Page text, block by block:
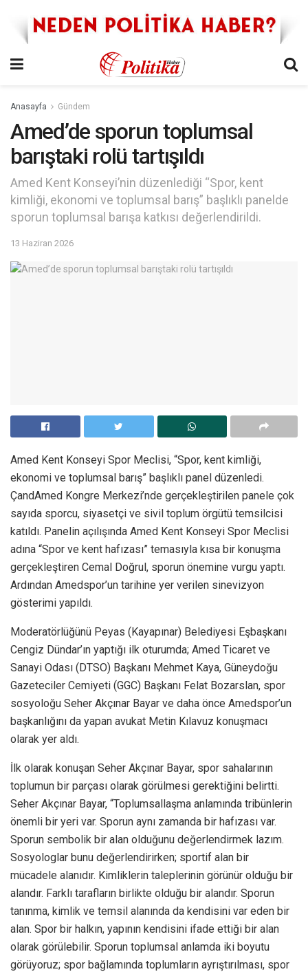
Anasayfa Gündem
Amed’de sporun toplumsal
barıştaki rolü tartışıldı
Amed Kent Konseyi’nin düzenlediği “Spor, kent
kimliği, ekonomi ve toplumsal barış” başlıklı panelde
sporun toplumsal barışa katkısı değerlendirildi.
13 Haziran 2026
Amed Kent Konseyi Spor Meclisi, “Spor, kent kimliği,
ekonomi ve toplumsal barış” başlıklı panel düzenledi.
ÇandAmed Kongre Merkezi’nde gerçekleştirilen panele çok
sayıda sporcu, siyasetçi ve sivil toplum örgütü temsilcisi
katıldı. Panelin açılışında Amed Kent Konseyi Spor Meclisi
adına “Spor ve kent hafızası” temasıyla kısa bir konuşma
gerçekleştiren Cemal Doğrul, sporun önemine vurgu yaptı.
Ardından Amedspor’un tarihine yer verilen sinevizyon
gösterimi yapıldı.
Moderatörlüğünü Peyas (Kayapınar) Belediyesi Eşbaşkanı
Cengiz Dündar’ın yaptığı ilk oturumda; Amed Ticaret ve
Sanayi Odası (DTSO) Başkanı Mehmet Kaya, Güneydoğu
Gazeteciler Cemiyeti (GGC) Başkanı Felat Bozarslan, spor
sosyoloğu Seher Akçınar Bayar ve daha önce Amedspor’un
başkanlığını da yapan avukat Metin Kılavuz konuşmacı
olarak yer aldı.
İlk olarak konuşan Seher Akçınar Bayar, spor sahalarının
toplumun bir parçası olarak görülmesi gerektiğini belirtti.
Seher Akçınar Bayar, “Toplumsallaşma anlamında tribünlerin
önemli bir yeri var. Sporun aynı zamanda bir hafızası var.
Sporun sembolik bir alan olduğunu değerlendirmek lazım.
Sosyologlar bunu değerlendirirken; sportif alan bir
mücadele alanıdır. Kimliklerin taleplerinin görünür olduğu bir
alandır. Farklı tarafların birlikte olduğu bir alandır. Sporun
tanınma, kimlik ve temsil alanında da kendisini var eden bir
alan. Spor bir halkın, yapının kendisini ifade ettiği bir alan
olarak görülebilir. Sporun toplumsal anlamda iki boyutu
görüyoruz; spor bağlamında toplumların ayrıştırılması, spor